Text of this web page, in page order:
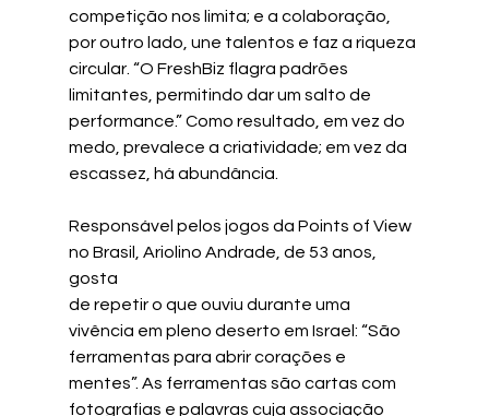
competição nos limita; e a colaboração,
por outro lado, une talentos e faz a riqueza
circular. “O FreshBiz flagra padrões
limitantes, permitindo dar um salto de
performance.” Como resultado, em vez do
medo, prevalece a criatividade; em vez da
escassez, há abundância.
Responsável pelos jogos da Points of View
no Brasil, Ariolino Andrade, de 53 anos,
gosta
de repetir o que ouviu durante uma
vivência em pleno deserto em Israel: “São
ferramentas para abrir corações e
mentes”. As ferramentas são cartas com
fotografias e palavras cuja associação